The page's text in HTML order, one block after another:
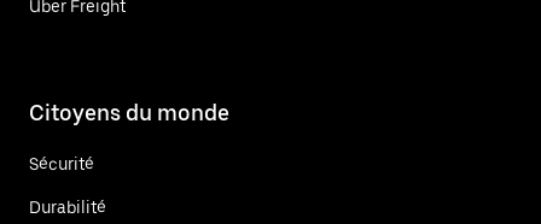
Uber Freight
Citoyens du monde
Sécurité
Durabilité